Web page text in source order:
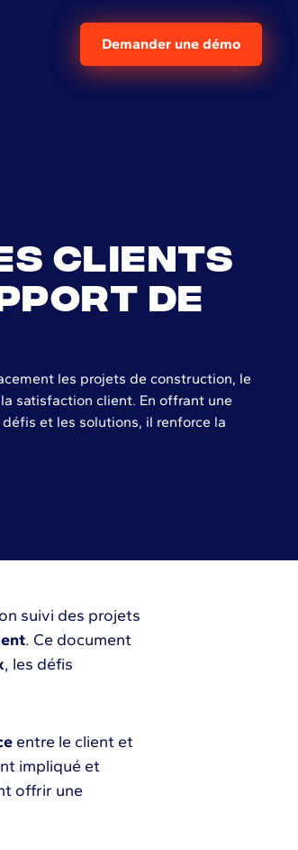
Demander une démo
clients
de
les projets de construction, le
satisfaction client. En offrant une
et les solutions, il renforce la
suivi des projets
. Ce document
, les défis
entre le client et
impliqué et
offrir une